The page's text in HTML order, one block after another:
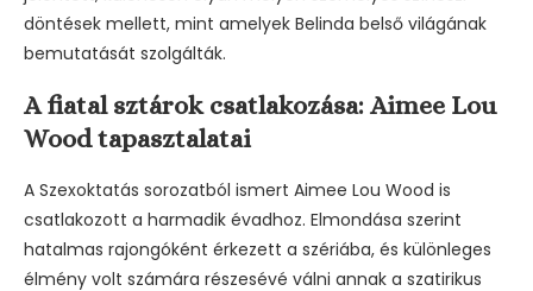
döntések mellett, mint amelyek Belinda belső világának
bemutatását szolgálták.
A fiatal sztárok csatlakozása: Aimee Lou
Wood tapasztalatai
A Szexoktatás sorozatból ismert Aimee Lou Wood is
csatlakozott a harmadik évadhoz. Elmondása szerint
hatalmas rajongóként érkezett a szériába, és különleges
élmény volt számára részesévé válni annak a szatirikus